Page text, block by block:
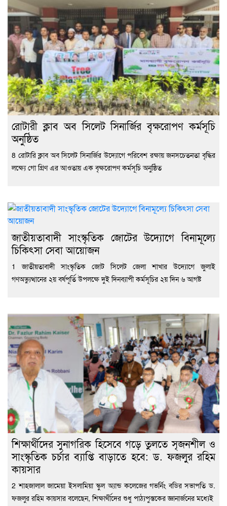
রোটারী ক্লাব অব সিলেট সিনার্জির বৃক্ষরোপণ কর্মসূচি
অনুষ্ঠিত
8 রোটারি ক্লাব অব সিলেট সিনার্জির উদ্যোগে পরিবেশ রক্ষায় জনসচেতনতা বৃদ্ধির
লক্ষ্যে গো গ্রিণ এর আওতায় এক বৃক্ষরোপণ কর্মসূচি অনুষ্ঠিত
জাতীয়তাবাদী সাংস্কৃতিক জোটের উদ্যোগে বিনামূল্যে
চিকিৎসা সেবা আয়োজন
1 জাতীয়তাবাদী সাংস্কৃতিক জোট সিলেট জেলা শাখার উদ্যোগে জুলাই
গণঅভ্যুত্থানের ২য় বর্ষপূর্তি উপলক্ষে দুই দিনব্যাপী কর্মসূচির ২য় দিন ৬ আগষ্ট
শিক্ষার্থীদের সুনাগরিক হিসেবে গড়ে তুলতে সৃজনশীল ও
সাংস্কৃতিক চর্চার ব্যাপ্তি বাড়াতে হবে: ড. ফজলুর রহিম
কায়সার
2 শাহজালাল জামেয়া ইসলামিয়া স্কুল অ্যান্ড কলেজের গভর্নিং বডির সভাপতি ড.
ফজলুর রহিম কায়সার বলেছেন, শিক্ষার্থীদের শুধু পাঠ্যপুস্তকের জ্ঞানার্জনের মধ্যেই